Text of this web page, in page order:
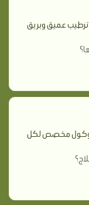
ترطيب عميق وبريق
مخصص لكل